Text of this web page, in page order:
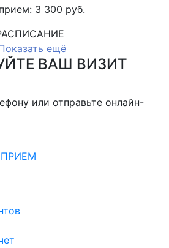
3 300 руб.
ещё
ВАШ ВИЗИТ
или отправьте онлайн-